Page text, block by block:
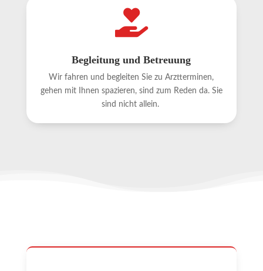

Begleitung und Betreuung
Wir fahren und begleiten Sie zu Arztterminen,
gehen mit Ihnen spazieren, sind zum Reden da. Sie
sind nicht allein.